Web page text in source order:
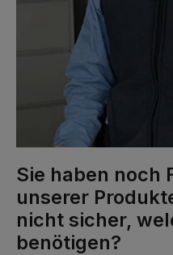
Sie haben noch
unserer
nicht sicher,
benötigen?